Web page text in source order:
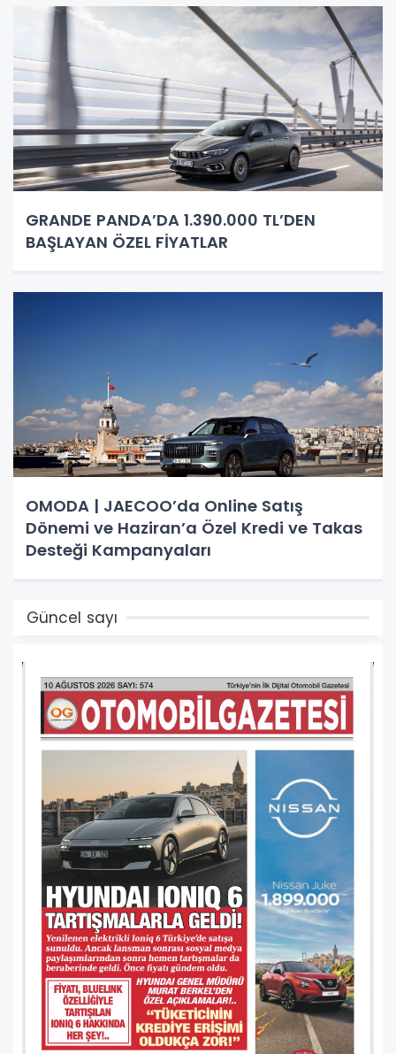
GRANDE PANDA’DA 1.390.000 TL’DEN
BAŞLAYAN ÖZEL FİYATLAR
OMODA | JAECOO’da Online Satış
Dönemi ve Haziran’a Özel Kredi ve Takas
Desteği Kampanyaları
Güncel sayı